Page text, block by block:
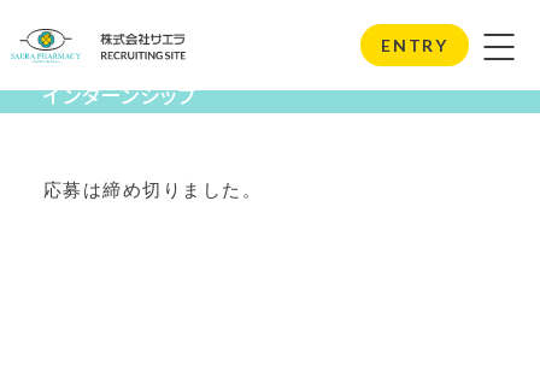
ENTRY
Internship
インターンシップ
応募は締め切りました。